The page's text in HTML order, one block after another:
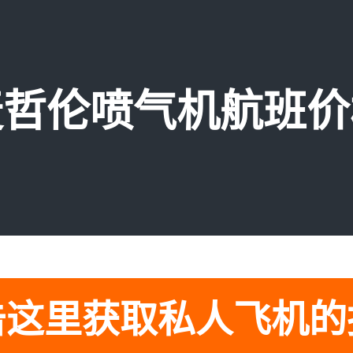
伦喷气机航班
里获取私人飞机